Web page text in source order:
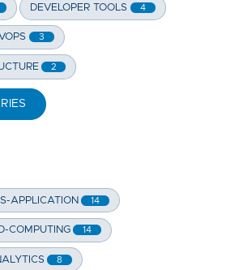
DEVELOPER TOOLS 4
3
2
APPLICATION 14
COMPUTING 14
8